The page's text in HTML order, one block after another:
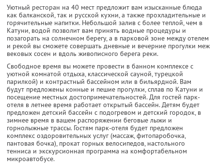
Уютный ресторан на 40 мест предложит вам изысканные блюда
как балканской, так и русской кухни, а также прохладительные и
горячительные напитки. Небольшой залив с более теплой, чем в
Катуни, водой позволит вам принять водные процедуры и
позагорать на солнечном берегу, а в парковой зоне между отелем
и рекой вы сможете совершать дневные и вечерние прогулки меж
вековых сосен и вдоль живописного берега реки.
Свободное время вы можете провести в банном комплексе с
уютной комнатой отдыха, классической сауной, турецкой
парилкой) и контрастный бассейном или в бильярдной. Вам
будут предложены конные и пешие прогулки, сплав по Катуни и
посещение местных достопримечательностей. Для гостей парк-
отеля в летнее время работает открытый бассейн. Детям будет
предложен детский бассейн с подогревом и детский городок, в
зимнее время в вашем распоряжении беговые лыжи и
горнолыжные трассы. Гостям парк-отеля будет предложен
комплекс оздоровительных услуг (массаж, фитопаробочка,
пантовая бочка), прокат горных велосипедов, настольного
тенниса и экскурсионная программа на комфортабельном
микроавтобусе.